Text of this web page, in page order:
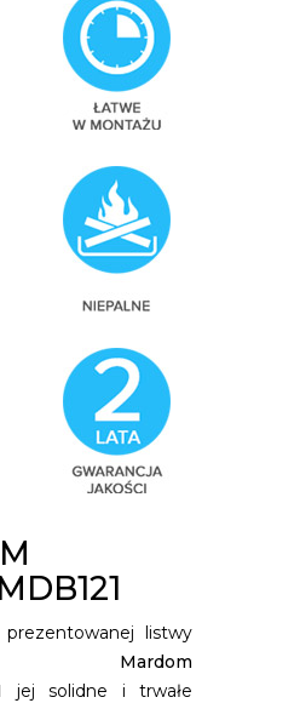
listwy
Mardom
jej solidne i trwałe